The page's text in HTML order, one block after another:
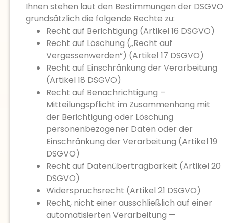
Ihnen stehen laut den Bestimmungen der DSGVO
grundsätzlich die folgende Rechte zu:
Recht auf Berichtigung (Artikel 16 DSGVO)
Recht auf Löschung („Recht auf
Vergessenwerden“) (Artikel 17 DSGVO)
Recht auf Einschränkung der Verarbeitung
(Artikel 18 DSGVO)
Recht auf Benachrichtigung –
Mitteilungspflicht im Zusammenhang mit
der Berichtigung oder Löschung
personenbezogener Daten oder der
Einschränkung der Verarbeitung (Artikel 19
DSGVO)
Recht auf Datenübertragbarkeit (Artikel 20
DSGVO)
Widerspruchsrecht (Artikel 21 DSGVO)
Recht, nicht einer ausschließlich auf einer
automatisierten Verarbeitung —